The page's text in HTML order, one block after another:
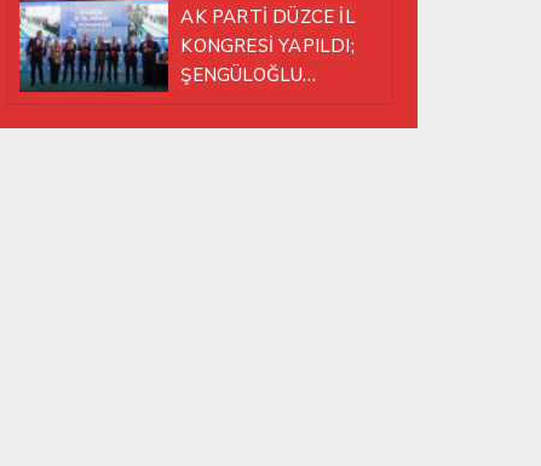
AK PARTİ DÜZCE İL
KONGRESİ YAPILDI;
ŞENGÜLOĞLU
SEÇİLDİ!